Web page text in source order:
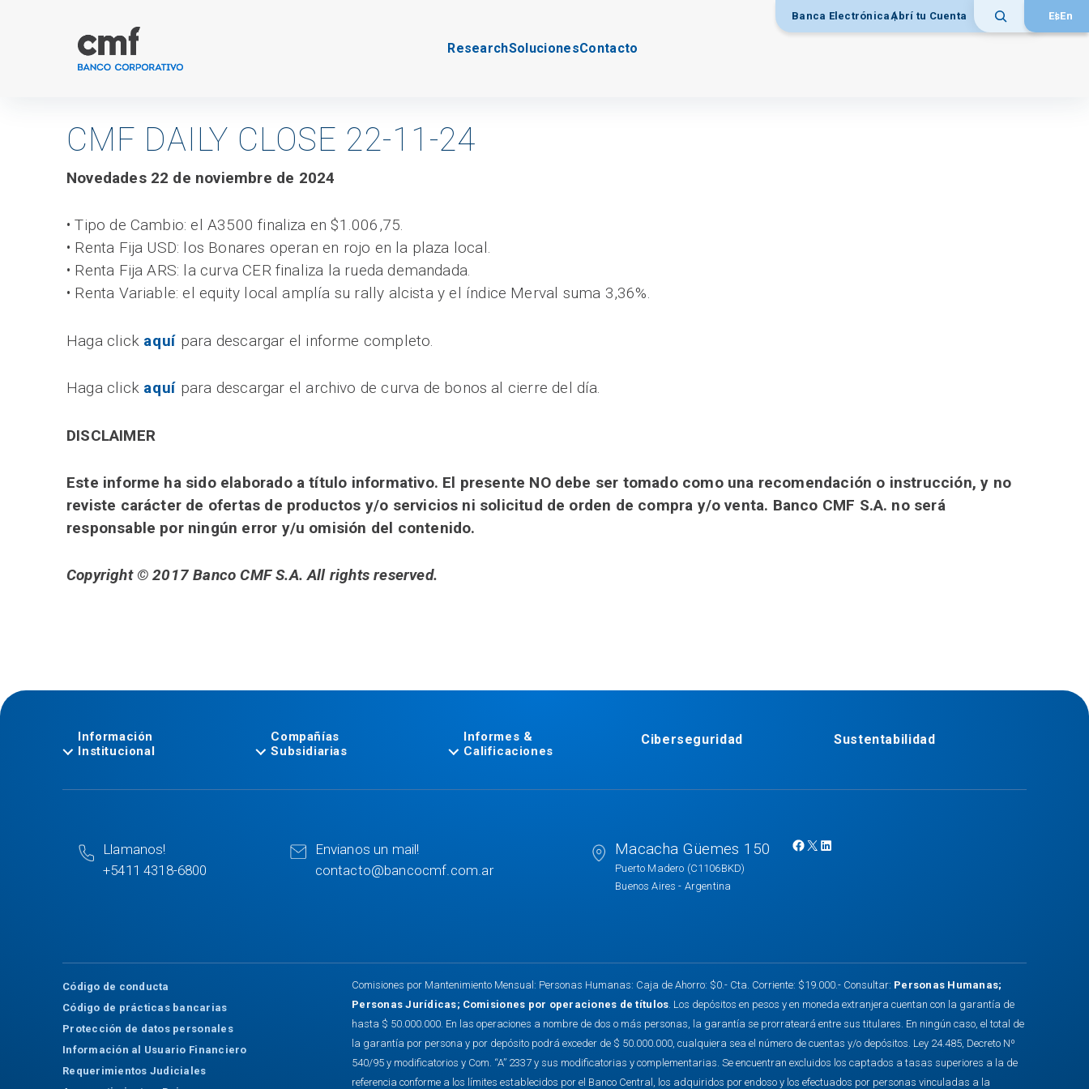
Banca Electrónica Abrí tu Cuenta En
Es
ResearchSolucionesContacto
CMF DAILY CLOSE 22-11-24
Novedades 22 de noviembre de 2024
• Tipo de Cambio: el A3500 finaliza en $1.006,75.
• Renta Fija USD: los Bonares operan en rojo en la plaza local.
• Renta Fija ARS: la curva CER finaliza la rueda demandada.
• Renta Variable: el equity local amplía su rally alcista y el índice Merval suma 3,36%.
Haga click aquí para descargar el informe completo.
Haga click aquí para descargar el archivo de curva de bonos al cierre del día.
DISCLAIMER
Este informe ha sido elaborado a título informativo. El presente NO debe ser tomado como una recomendación o instrucción, y no
reviste carácter de ofertas de productos y/o servicios ni solicitud de orden de compra y/o venta. Banco CMF S.A. no será
responsable por ningún error y/u omisión del contenido.
Copyright © 2017 Banco CMF S.A. All rights reserved.
Información
Institucional
Compañías
Subsidiarias
Informes &
Calificaciones
Ciberseguridad Sustentabilidad
Llamanos!
+5411 4318-6800
Envianos un mail!
contacto@bancocmf.com.ar
Macacha Güemes 150
Puerto Madero (C1106BKD)
Buenos Aires - Argentina
F
o
o
k
X
L
d
I
n
Código de conducta
Código de prácticas bancarias
Protección de datos personales
Información al Usuario Financiero
Requerimientos Judiciales
Comisiones por Mantenimiento Mensual: Personas Humanas: Caja de Ahorro: $0.- Cta. Corriente: $19.000.- Consultar: Personas Humanas;
Personas Jurídicas; Comisiones por operaciones de títulos. Los depósitos en pesos y en moneda extranjera cuentan con la garantía de
hasta $ 50.000.000. En las operaciones a nombre de dos o más personas, la garantía se prorrateará entre sus titulares. En ningún caso, el total de
la garantía por persona y por depósito podrá exceder de $ 50.000.000, cualquiera sea el número de cuentas y/o depósitos. Ley 24.485, Decreto Nº
540/95 y modificatorios y Com. “A” 2337 y sus modificatorias y complementarias. Se encuentran excluidos los captados a tasas superiores a la de
referencia conforme a los límites establecidos por el Banco Central, los adquiridos por endoso y los efectuados por personas vinculadas a la